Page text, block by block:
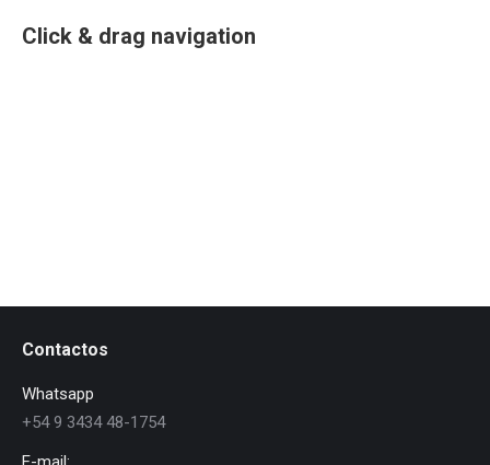
Click & drag navigation
Contactos
Whatsapp
+54 9 3434 48-1754